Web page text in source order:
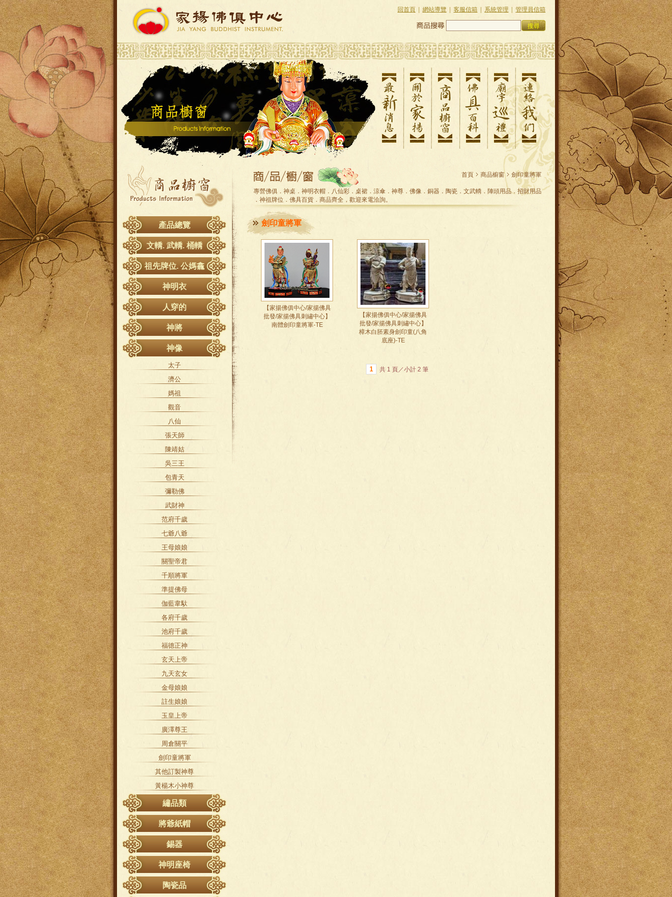
回首頁 網站導覽 客服信箱 系統管理 管理員信箱
產品總覽
文轎. 武轎. 桶轎
祖先牌位. 公媽龕
紫檀木
黑紫檀木
樟木
檜木
梢楠木
紅木
大牌
其他
神明衣
神衣
軟身衣
戰甲
竹衣
人穿的
降衣、道袍
龍虎鞋、雙鳳鞋
八卦肚、龍虎裙
濟公衣
官將首
神將
神將衣
神將頭
神像
太子
濟公
媽祖
觀音
八仙
張天師
陳靖姑
吳三王
包青天
彌勒佛
武財神
范府千歲
七爺八爺
王母娘娘
關聖帝君
千順將軍
準提佛母
伽藍韋馱
各府千歲
池府千歲
福德正神
玄天上帝
九天玄女
金母娘娘
註生娘娘
玉皇上帝
廣澤尊王
周倉關平
劍印童將軍
其他訂製神尊
黃楊木小神尊
繡品類
桌裙
涼傘
滴水
轎罩
門籬
八仙彩
將爺紙帽
錫器
神明座椅
鳳椅
陶瓷品
首頁 商品櫥窗 劍印童將軍
專營佛俱．神桌．神明衣帽．八仙彩．桌裙．涼傘．神尊．佛像．銅器．陶瓷．文武轎．陣頭用品．招財用品
．神祖牌位．佛具百貨．商品齊全，歡迎來電洽詢。
劍印童將軍
【家揚佛俱中心/家揚佛具
批發/家揚佛具刺繡中心】
南體劍印童將軍-TE
【家揚佛俱中心/家揚佛具
批發/家揚佛具刺繡中心】
樟木白胚素身劍印童(八角
底座)-TE
1 共 1 頁／小計 2 筆